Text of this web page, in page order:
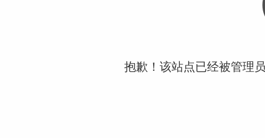
抱歉！该站点已经被管理